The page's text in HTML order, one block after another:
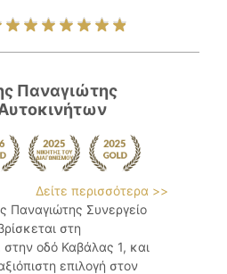
Παναγιώτης
Δείτε περισσότερα >>
Παναγιώτης Συνεργείο
στη
οδό Καβάλας 1, και
επιλογή στον